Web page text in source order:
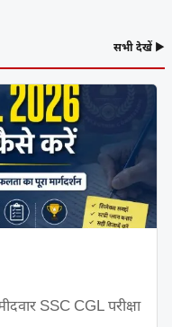
सभी देखें ▶
SSC CGL परीक्षा